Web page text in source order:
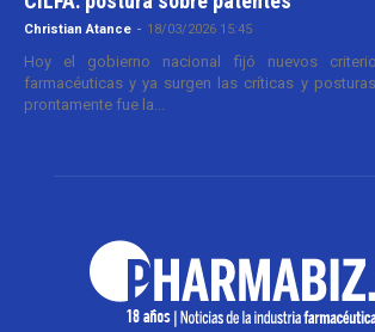
Christian Atance - 18/03/2026 15:45
Hoy el gobierno nacional fijó nuevos
farmacéuticas y ya surgen las críticas y
prontamente fue la...